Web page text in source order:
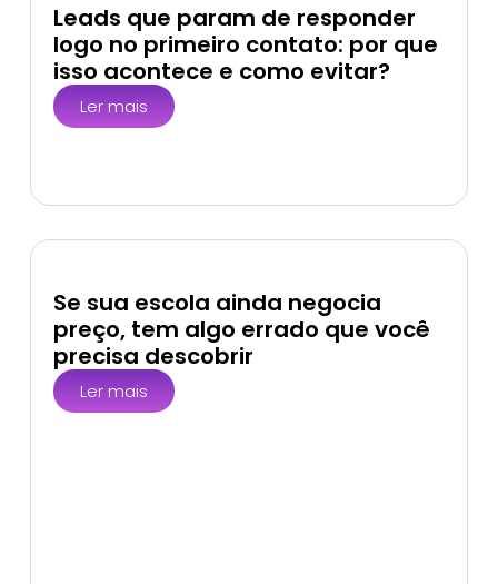
Leads que param de responder
logo no primeiro contato: por que
isso acontece e como evitar?
Ler mais
Se sua escola ainda negocia
preço, tem algo errado que você
precisa descobrir
Ler mais